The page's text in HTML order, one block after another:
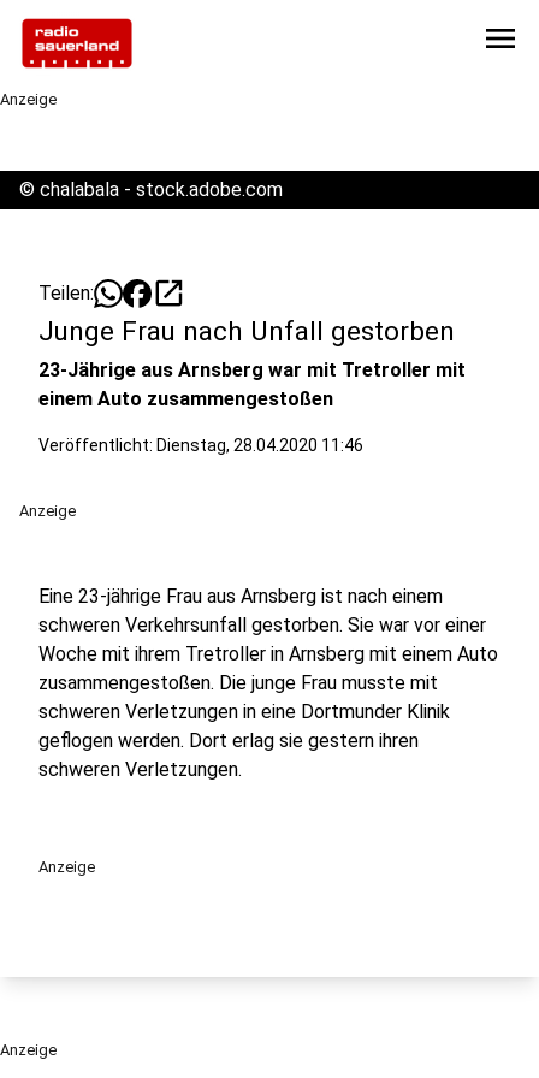
menu
Anzeige
© chalabala - stock.adobe.com
Teilen: open_in_new
Junge Frau nach Unfall gestorben
23-Jährige aus Arnsberg war mit Tretroller mit
einem Auto zusammengestoßen
Veröffentlicht: Dienstag, 28.04.2020 11:46
Anzeige
Eine 23-jährige Frau aus Arnsberg ist nach einem
schweren Verkehrsunfall gestorben. Sie war vor einer
Woche mit ihrem Tretroller in Arnsberg mit einem Auto
zusammengestoßen. Die junge Frau musste mit
schweren Verletzungen in eine Dortmunder Klinik
geflogen werden. Dort erlag sie gestern ihren
schweren Verletzungen.
Anzeige
Anzeige